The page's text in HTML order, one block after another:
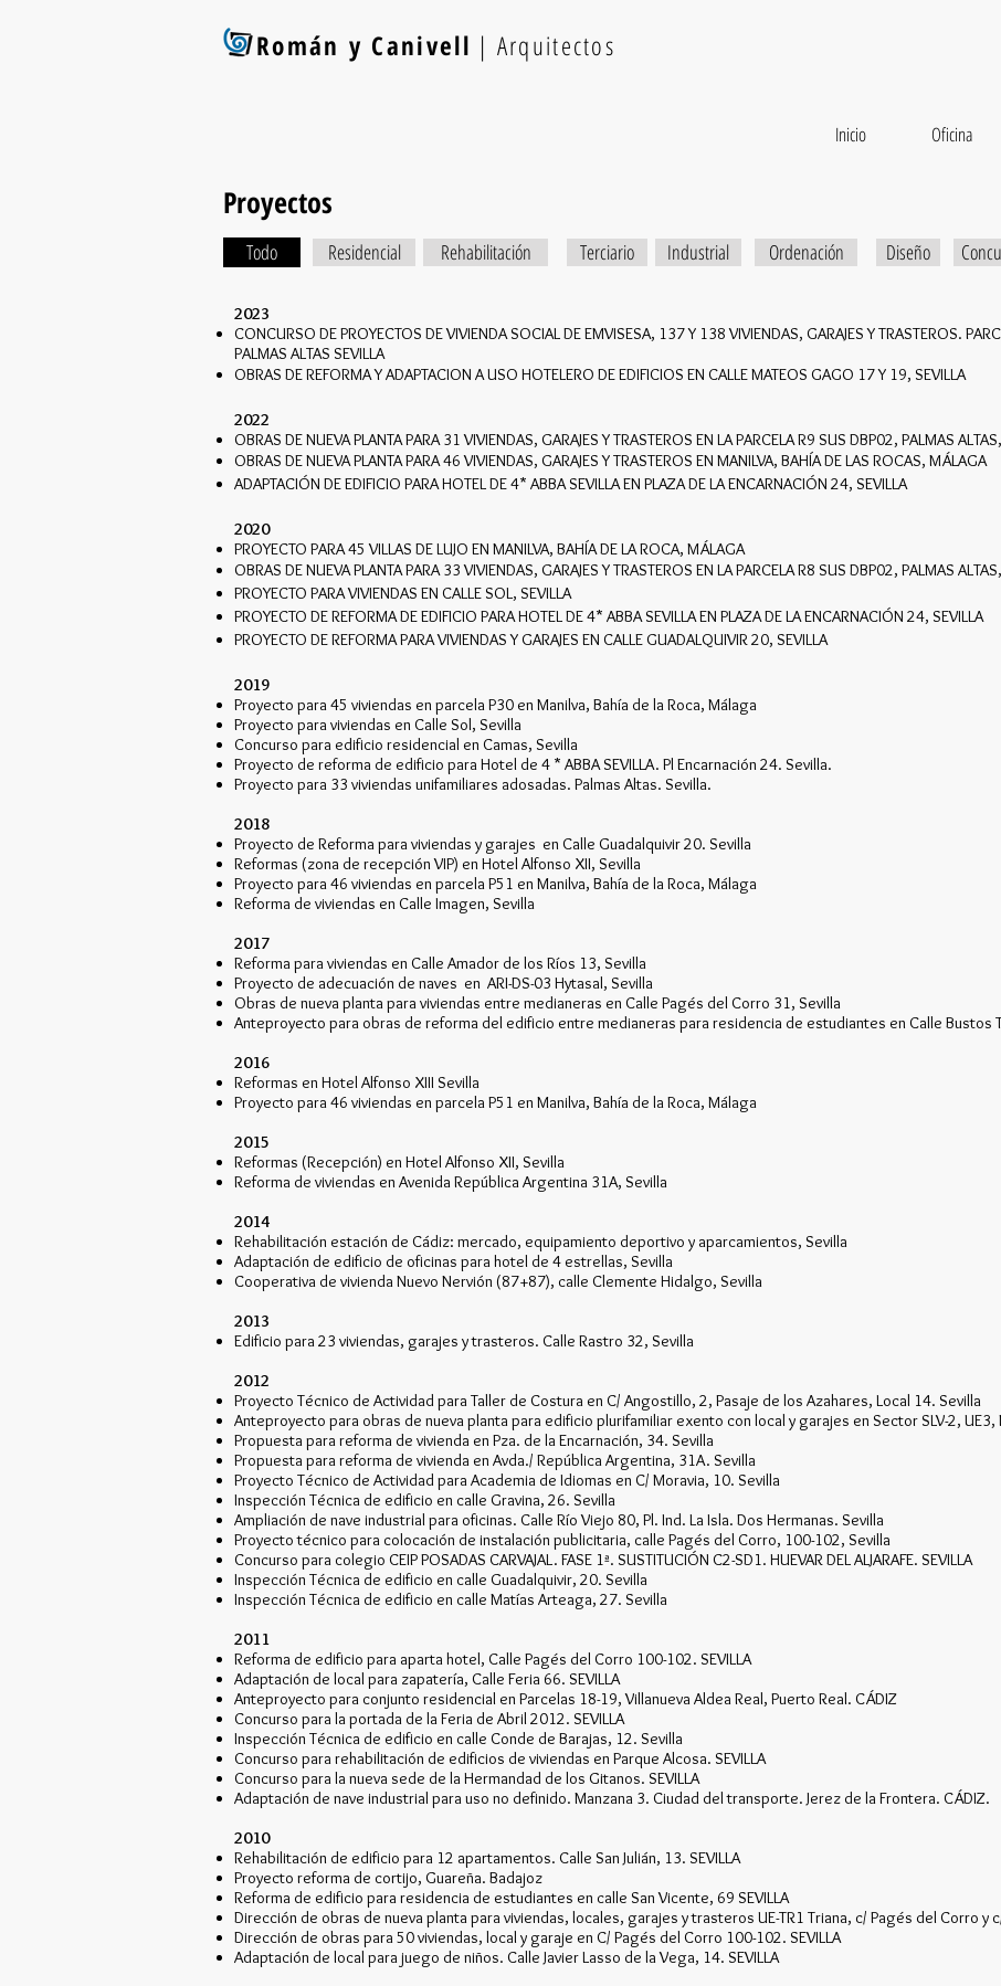
Román y Canivell | Arquitectos
Inicio Oficina
Proyectos
Todo Residencial Rehabilitación Terciario Industrial Ordenación Diseño
2023
CONCURSO DE PROYECTOS DE VIVIENDA SOCIAL DE EMVISESA, 137 Y 138 VIVIENDAS, GARAJES Y TRASTEROS.
PALMAS ALTAS SEVILLA
OBRAS DE REFORMA Y ADAPTACION A USO HOTELERO DE EDIFICIOS EN CALLE MATEOS GAGO 17 Y 19, SEVILLA
2022
OBRAS DE NUEVA PLANTA PARA 31 VIVIENDAS, GARAJES Y TRASTEROS EN LA PARCELA R9 SUS DBP02, PALMAS
OBRAS DE NUEVA PLANTA PARA 46 VIVIENDAS, GARAJES Y TRASTEROS EN MANILVA, BAHÍA DE LAS ROCAS, MÁLAGA
ADAPTACIÓN DE EDIFICIO PARA HOTEL DE 4* ABBA SEVILLA EN PLAZA DE LA ENCARNACIÓN 24, SEVILLA
2020
PROYECTO PARA 45 VILLAS DE LUJO EN MANILVA, BAHÍA DE LA ROCA, MÁLAGA
OBRAS DE NUEVA PLANTA PARA 33 VIVIENDAS, GARAJES Y TRASTEROS EN LA PARCELA R8 SUS DBP02, PALMAS
PROYECTO PARA VIVIENDAS EN CALLE SOL, SEVILLA
PROYECTO DE REFORMA DE EDIFICIO PARA HOTEL DE 4* ABBA SEVILLA EN PLAZA DE LA ENCARNACIÓN 24, SEVILLA
PROYECTO DE REFORMA PARA VIVIENDAS Y GARAJES EN CALLE GUADALQUIVIR 20, SEVILLA
2019
Proyecto para 45 viviendas en parcela P30 en Manilva, Bahía de la Roca, Málaga
Proyecto para viviendas en Calle Sol, Sevilla
Concurso para edificio residencial en Camas, Sevilla
Proyecto de reforma de edificio para Hotel de 4 * ABBA SEVILLA. Pl Encarnación 24. Sevilla.
Proyecto para 33 viviendas unifamiliares adosadas. Palmas Altas. Sevilla.
2018
Proyecto de Reforma para viviendas y garajes en Calle Guadalquivir 20. Sevilla
Reformas (zona de recepción VIP) en Hotel Alfonso XII, Sevilla
Proyecto para 46 viviendas en parcela P51 en Manilva, Bahía de la Roca, Málaga
Reforma de viviendas en Calle Imagen, Sevilla
2017
Reforma para viviendas en Calle Amador de los Ríos 13, Sevilla
Proyecto de adecuación de naves en ARI-DS-03 Hytasal, Sevilla
Obras de nueva planta para viviendas entre medianeras en Calle Pagés del Corro 31, Sevilla
Anteproyecto para obras de reforma del edificio entre medianeras para residencia de estudiantes en Calle Bustos
2016
Reformas en Hotel Alfonso XIII Sevilla
Proyecto para 46 viviendas en parcela P51 en Manilva, Bahía de la Roca, Málaga
2015
Reformas (Recepción) en Hotel Alfonso XII, Sevilla
Reforma de viviendas en Avenida República Argentina 31A, Sevilla
2014
Rehabilitación estación de Cádiz: mercado, equipamiento deportivo y aparcamientos, Sevilla
Adaptación de edificio de oficinas para hotel de 4 estrellas, Sevilla
Cooperativa de vivienda Nuevo Nervión (87+87), calle Clemente Hidalgo, Sevilla
2013
Edificio para 23 viviendas, garajes y trasteros. Calle Rastro 32, Sevilla
2012
Proyecto Técnico de Actividad para Taller de Costura en C/ Angostillo, 2, Pasaje de los Azahares, Local 14. Sevilla
Anteproyecto para obras de nueva planta para edificio plurifamiliar exento con local y garajes en Sector SLV-2, UE3,
Propuesta para reforma de vivienda en Pza. de la Encarnación, 34. Sevilla
Propuesta para reforma de vivienda en Avda./ República Argentina, 31A. Sevilla
Proyecto Técnico de Actividad para Academia de Idiomas en C/ Moravia, 10. Sevilla
Inspección Técnica de edificio en calle Gravina, 26. Sevilla
Ampliación de nave industrial para oficinas. Calle Río Viejo 80, Pl. Ind. La Isla. Dos Hermanas. Sevilla
Proyecto técnico para colocación de instalación publicitaria, calle Pagés del Corro, 100-102, Sevilla
Concurso para colegio CEIP POSADAS CARVAJAL. FASE 1ª. SUSTITUCIÓN C2-SD1. HUEVAR DEL ALJARAFE. SEVILLA
Inspección Técnica de edificio en calle Guadalquivir, 20. Sevilla
Inspección Técnica de edificio en calle Matías Arteaga, 27. Sevilla
2011
Reforma de edificio para aparta hotel, Calle Pagés del Corro 100-102. SEVILLA
Adaptación de local para zapatería, Calle Feria 66. SEVILLA
Anteproyecto para conjunto residencial en Parcelas 18-19, Villanueva Aldea Real, Puerto Real. CÁDIZ
Concurso para la portada de la Feria de Abril 2012. SEVILLA
Inspección Técnica de edificio en calle Conde de Barajas, 12. Sevilla
Concurso para rehabilitación de edificios de viviendas en Parque Alcosa. SEVILLA
Concurso para la nueva sede de la Hermandad de los Gitanos. SEVILLA
Adaptación de nave industrial para uso no definido. Manzana 3. Ciudad del transporte. Jerez de la Frontera. CÁDIZ.
2010
Rehabilitación de edificio para 12 apartamentos. Calle San Julián, 13. SEVILLA
Proyecto reforma de cortijo, Guareña. Badajoz
Reforma de edificio para residencia de estudiantes en calle San Vicente, 69 SEVILLA
Dirección de obras de nueva planta para viviendas, locales, garajes y trasteros UE-TR1 Triana, c/ Pagés del Corro y
Dirección de obras para 50 viviendas, local y garaje en C/ Pagés del Corro 100-102. SEVILLA
Adaptación de local para juego de niños. Calle Javier Lasso de la Vega, 14. SEVILLA